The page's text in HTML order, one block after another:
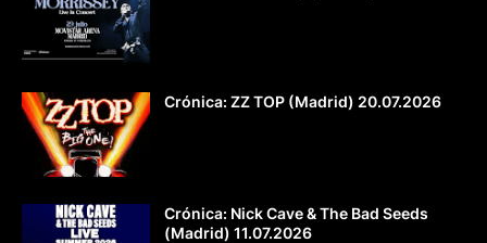
Crónica: ZZ TOP (Madrid) 20.07.2026
Crónica: Nick Cave & The Bad Seeds
(Madrid) 11.07.2026